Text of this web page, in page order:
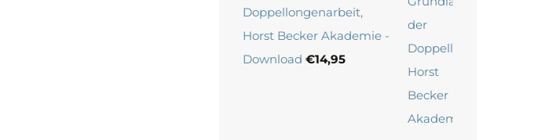
Doppellongenarbeit,
Horst Becker Akademie -
Download €14,95